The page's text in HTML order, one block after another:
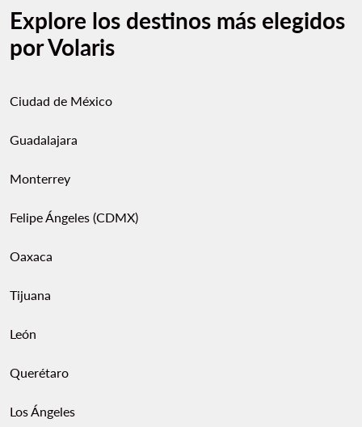
Explore los destinos más elegidos
por Volaris
Ciudad de México
Guadalajara
Monterrey
Felipe Ángeles (CDMX)
Oaxaca
Tijuana
León
Querétaro
Los Ángeles